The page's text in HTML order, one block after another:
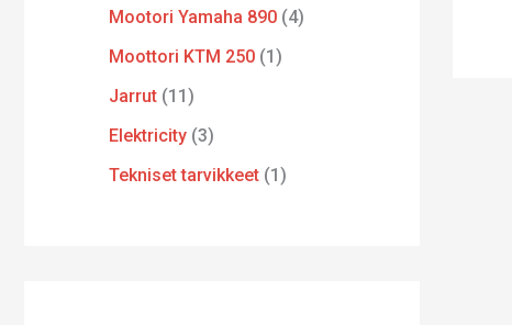
Mootori Yamaha 890 4
Moottori KTM 250 1
Jarrut 11
Elektricity 3
Tekniset tarvikkeet 1